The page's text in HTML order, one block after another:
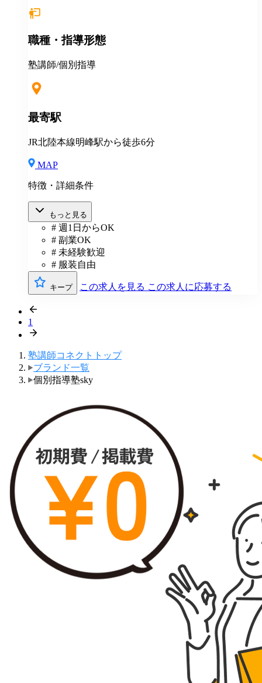
職種・指導形態
塾講師/個別指導
最寄駅
JR北陸本線明峰駅から徒歩6分
MAP
特徴・詳細条件
もっと見る
# 週1日からOK
# 副業OK
# 未経験歓迎
# 服装自由
キープ この求人を見る この求人に応募する
1
塾講師コネクトトップ
ブランド一覧
個別指導塾sky